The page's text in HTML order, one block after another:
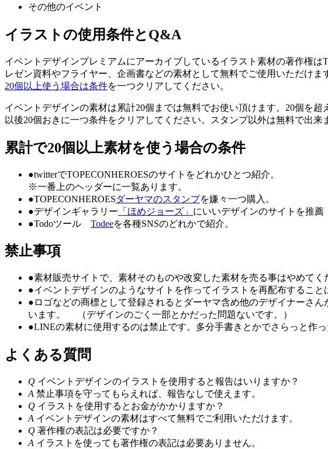
その他のイベント
イラストの使用条件とQ&A
イベントデザインプレミアムにアーカイブしているイラスト素材の著作権
レゼン資料やフライヤー、企画書などの素材として無料でご使用いただけま
20個以上使う場合は条件を一つクリアしてください。
イベントデザインの素材は累計20個までは無料でお使い頂けます。20個を
以後20個おきに一つ条件をクリアしてください。スタンプ以外は無料で出来
累計で20個以上素材を使う場合の条件
●twitterでTOPECONHEROESのサイトをどれかひとつ紹介。
※一番上のヘッダーに一覧あります。
●TOPECONHEROESダーヤマのスタンプを嫌々一つ購入。
●デザインギャラリー 「ほめジョーズ」 にいいデザインのサイトを推薦
●Todoツール Todeeを各種SNSのどれかで紹介。
禁止事項
●素材販売サイトで、素材そのものや改変した素材を売る事はやめてく
●イベントデザインのようなサイトを作ってイラストを再配布すること
● ロゴなどの商標として登録されるとダーヤマ含め他のデザイナーさ
います。 （デザインのごく一部とかだった問題ないです。）
●LINEの素材に使用するのは禁止です。多分手書きとかでさらっと作
よくある質問
Q イベントデザインのイラストを使用すると報告はいりますか？
A 禁止事項を守ってもらえれば、報告なしで使えます。
Q イラストを使用するとお金がかかりますか？
A イベントデザインの素材はすべて無料でご利用いただけます。
Q 著作権の表記は必要ですか？
A イラストを使っても著作権の表記は必要ありません。